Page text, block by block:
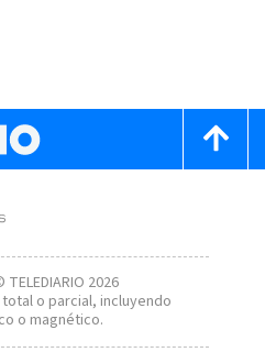
TELEDIARIO 2026
o parcial, incluyendo
o magnético.